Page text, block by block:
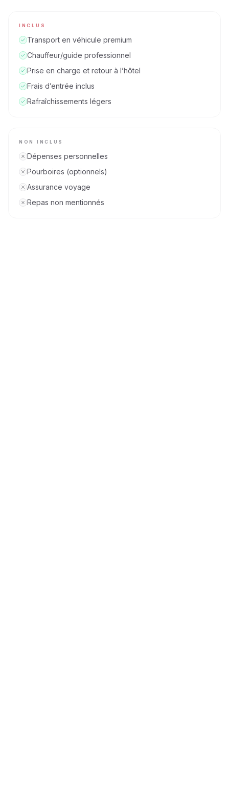
INCLUS
Transport en véhicule premium
Chauffeur/guide professionnel
Prise en charge et retour à l’hôtel
Frais d’entrée inclus
Rafraîchissements légers
NON INCLUS
Dépenses personnelles
Pourboires (optionnels)
Assurance voyage
Repas non mentionnés